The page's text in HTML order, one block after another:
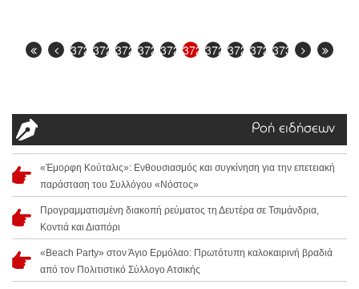
3721372237233724372537263727372837293730
Ροή ειδήσεων
«Έμορφη Κούταλις»: Ενθουσιασμός και συγκίνηση για την επετειακή
παράσταση του Συλλόγου «Νόστος»
Προγραμματισμένη διακοπή ρεύματος τη Δευτέρα σε Τσιμάνδρια,
Κοντιά και Διαπόρι
«Beach Party» στον Άγιο Ερμόλαο: Πρωτότυπη καλοκαιρινή βραδιά
από τον Πολιτιστικό Σύλλογο Ατσικής